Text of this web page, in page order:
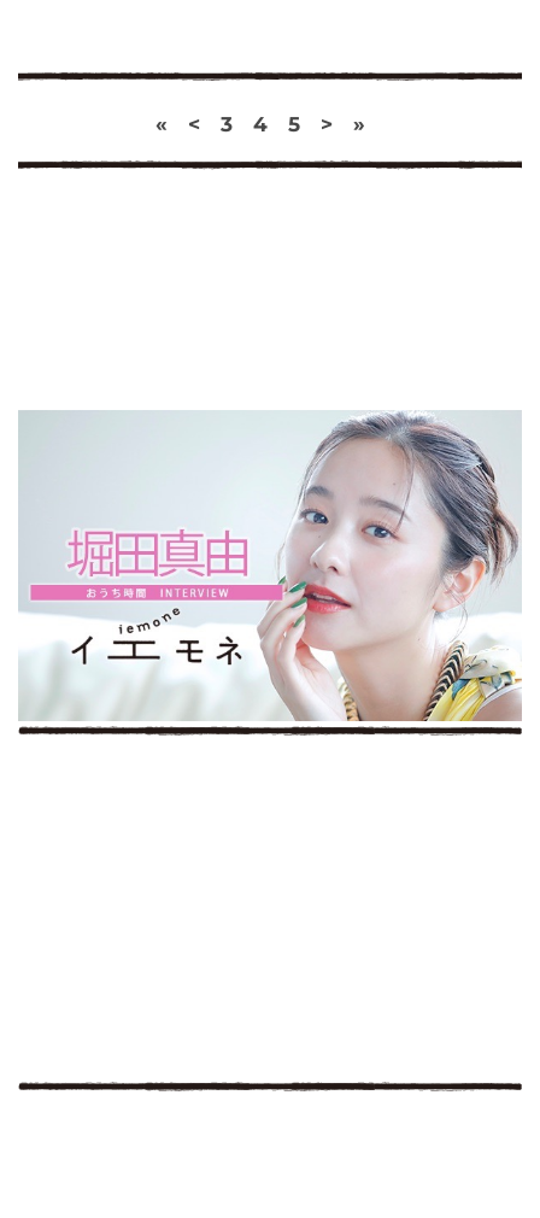
« < 3 4 5 > »